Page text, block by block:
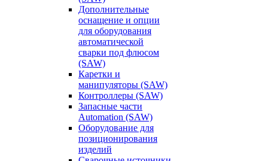
Дополнительные
оснащение и опции
для оборудования
автоматической
сварки под флюсом
(SAW)
Каретки и
манипуляторы (SAW)
Контроллеры (SAW)
Запасные части
Automation (SAW)
Оборудование для
позиционирования
изделий